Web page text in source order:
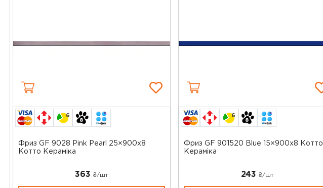
6
Фриз GF 9028 Pink Pearl 25×900x8
Котто Кераміка
363 ₴/шт
6
Фриз GF 901520 Blue 15×900x8 Котто
Кераміка
243 ₴/шт